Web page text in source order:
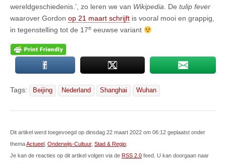
wereldgeschiedenis.’, zo leren we van Wikipedia. De tulip fever
waarover Gordon op 21 maart schrijft is vooral mooi en grappig,
in tegenstelling tot de 17e eeuwse variant
Tags: Beijing Nederland Shanghai Wuhan
Dit artikel werd toegevoegd op dinsdag 22 maart 2022 om 06:12 geplaatst onder
themaActueel Onderwijs-Cultuur, Stad & Regio
Je kan de reacties op dit artikel volgen via de RSS 2.0 feed. U kan doorgaan naar